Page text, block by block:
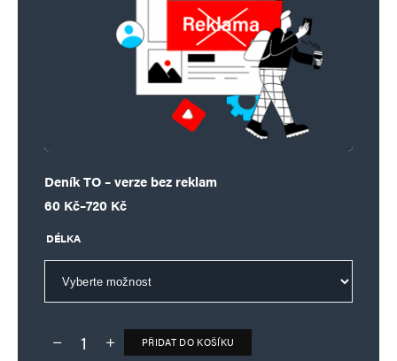
Deník TO – verze bez reklam
60 Kč–720 Kč
Rozpětí cen: 60 Kč až 720 Kč
DÉLKA
Deník TO – verze bez reklam množství
PŘIDAT DO KOŠÍKU